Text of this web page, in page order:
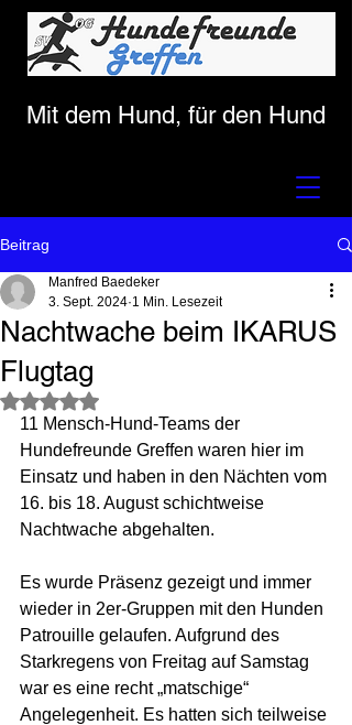
Mit dem Hund, für den Hund
Beitrag
Nachtwache beim IKARUS
Flugtag
Manfred Baedeker
3. Sept. 2024 1 Min. Lesezeit
Mit NaN von 5 Sternen bewertet.
11 Mensch-Hund-Teams der
Hundefreunde Greffen waren hier im
Einsatz und haben in den Nächten vom
16. bis 18. August schichtweise
Nachtwache abgehalten.
Es wurde Präsenz gezeigt und immer
wieder in 2er-Gruppen mit den Hunden
Patrouille gelaufen. Aufgrund des
Starkregens von Freitag auf Samstag
war es eine recht „matschige“
Angelegenheit. Es hatten sich teilweise